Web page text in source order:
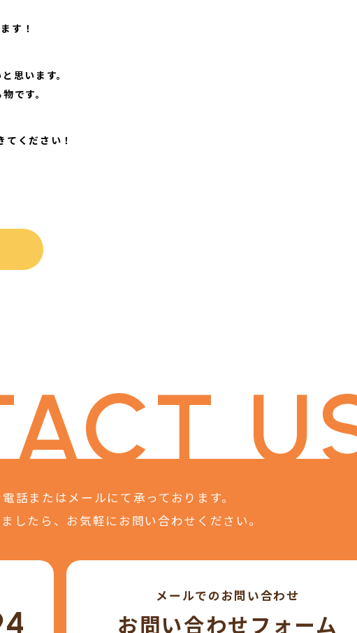
す！
思います。
です。
ください！
電話またはメールにて承っております。
したら、 お気軽にお問い合わせください。
メールでのお問い合わせ
お問い合わせフォーム